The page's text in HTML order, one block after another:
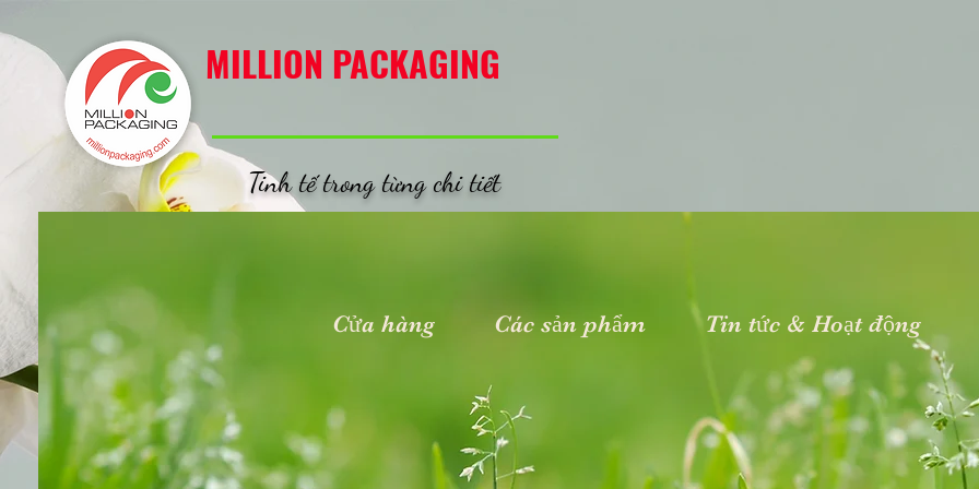
MILLION PACKAGING
Tinh tế trong từng chi tiết
Cửa hàng Các sản phẩm Tin tức & Hoạt động